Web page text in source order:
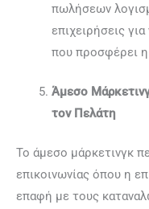
πωλήσεων
επιχειρήσεις
που προσφέρει η
Άμεσο
τον Πελάτη
Το άμεσο μάρκετινγκ
επικοινωνίας όπου η
επαφή με τους